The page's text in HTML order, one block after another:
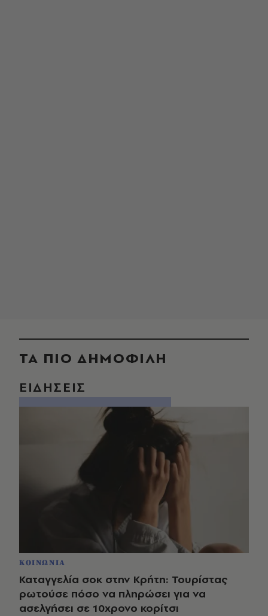
ΤΑ ΠΙΟ ΔΗΜΟΦΙΛΗ
ΕΙΔΗΣΕΙΣ
ΚΟΙΝΩΝΙΑ
Καταγγελία σοκ στην Κρήτη: Τουρίστας
ρωτούσε πόσο να πληρώσει για να
ασελγήσει σε 10χρονο κορίτσι